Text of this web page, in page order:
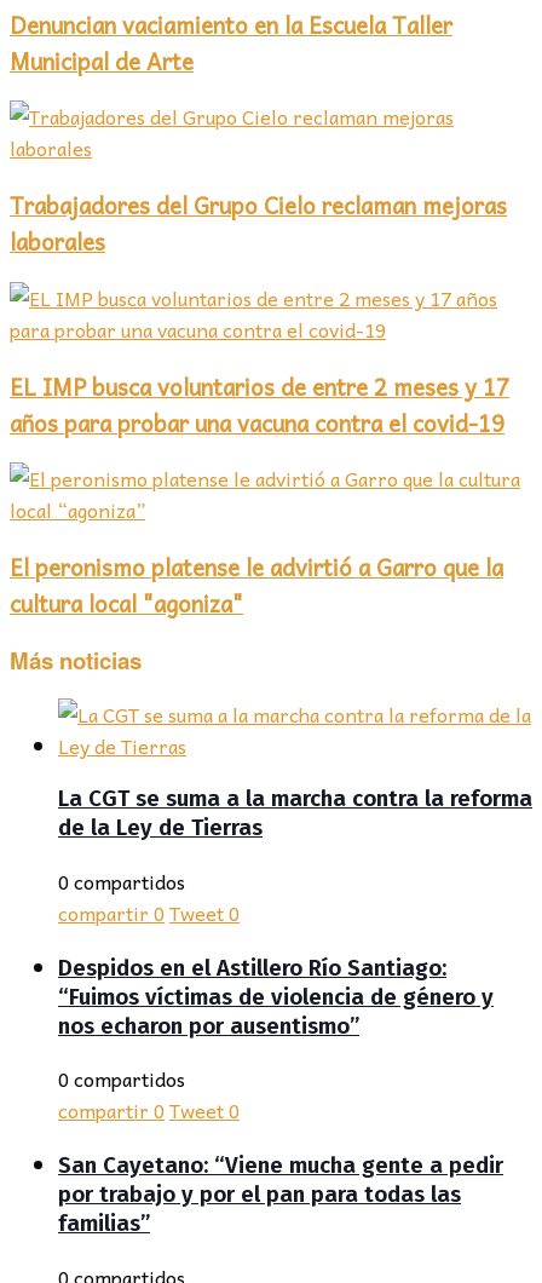
Denuncian vaciamiento en la Escuela Taller
Municipal de Arte
Trabajadores del Grupo Cielo reclaman mejoras
laborales
EL IMP busca voluntarios de entre 2 meses y 17
años para probar una vacuna contra el covid-19
El peronismo platense le advirtió a Garro que la
cultura local "agoniza"
Más noticias
La CGT se suma a la marcha contra la reforma
de la Ley de Tierras
0 compartidos
compartir0Tweet0
Despidos en el Astillero Río Santiago:
“Fuimos víctimas de violencia de género y
nos echaron por ausentismo”
0 compartidos
compartir0Tweet0
San Cayetano: “Viene mucha gente a pedir
por trabajo y por el pan para todas las
familias”
0 compartidos